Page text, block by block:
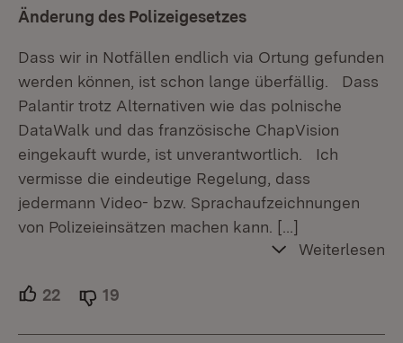
Änderung des Polizeigesetzes
Dass wir in Notfällen endlich via Ortung gefunden
werden können, ist schon lange überfällig. Dass
Palantir trotz Alternativen wie das polnische
DataWalk und das französische ChapVision
eingekauft wurde, ist unverantwortlich. Ich
vermisse die eindeutige Regelung, dass
jedermann Video- bzw. Sprachaufzeichnungen
von Polizeieinsätzen machen kann. […]
Weiterlesen
22 Unterstützer.
19